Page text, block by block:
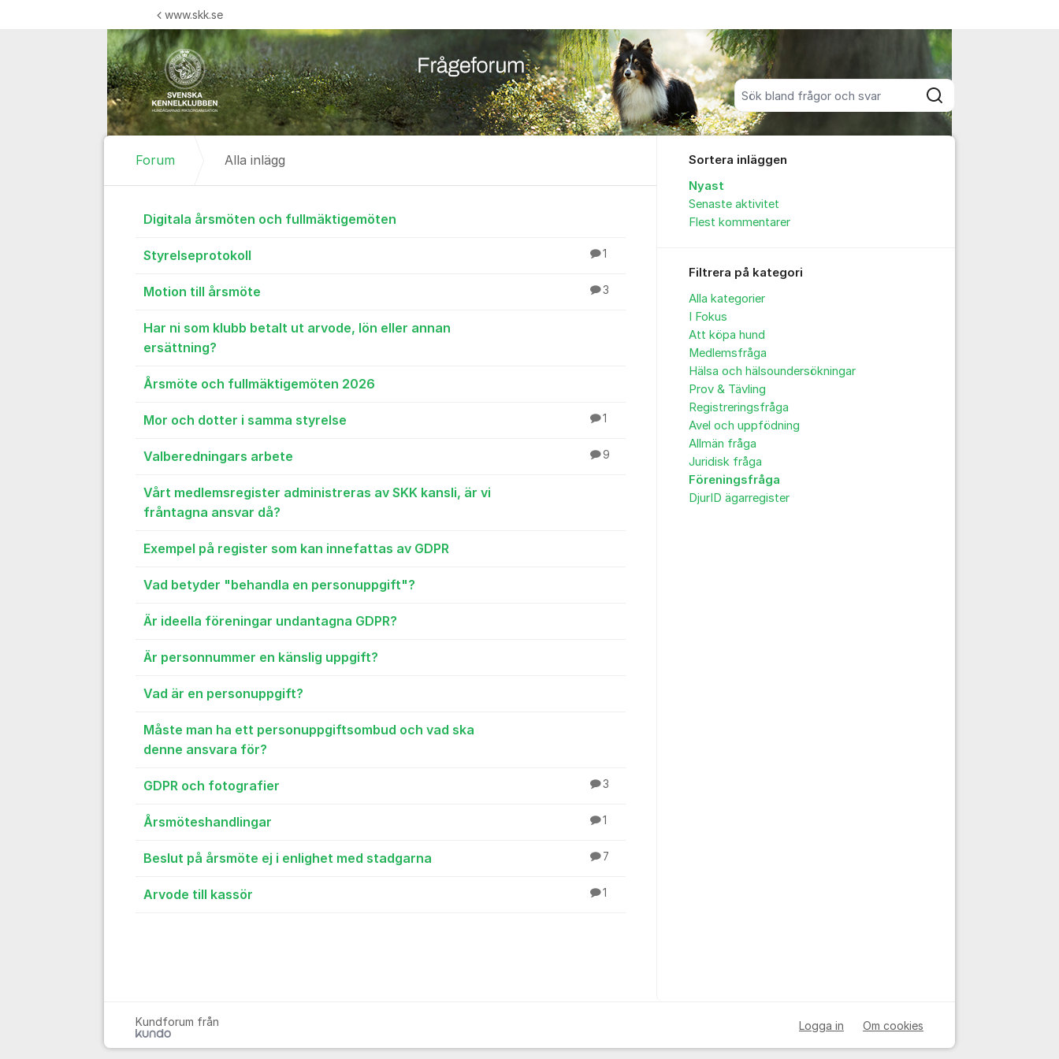
Sök bland alla inlägg
Sök
www.skk.se
Forum Alla inlägg
Alla inlägg
Digitala årsmöten och fullmäktigemöten
Styrelseprotokoll 1
Motion till årsmöte 3
Har ni som klubb betalt ut arvode, lön eller annan
ersättning?
Årsmöte och fullmäktigemöten 2026
Mor och dotter i samma styrelse 1
Valberedningars arbete 9
Vårt medlemsregister administreras av SKK kansli, är vi
fråntagna ansvar då?
Exempel på register som kan innefattas av GDPR
Vad betyder "behandla en personuppgift"?
Är ideella föreningar undantagna GDPR?
Är personnummer en känslig uppgift?
Vad är en personuppgift?
Måste man ha ett personuppgiftsombud och vad ska
denne ansvara för?
GDPR och fotografier 3
Årsmöteshandlingar 1
Beslut på årsmöte ej i enlighet med stadgarna 7
Arvode till kassör 1
Sortera inläggen
Nyast
Senaste aktivitet
Flest kommentarer
Filtrera på kategori
Alla kategorier
I Fokus
Att köpa hund
Medlemsfråga
Hälsa och hälsoundersökningar
Prov & Tävling
Registreringsfråga
Avel och uppfödning
Allmän fråga
Juridisk fråga
Föreningsfråga
DjurID ägarregister
Kundforum från Logga in Om cookies